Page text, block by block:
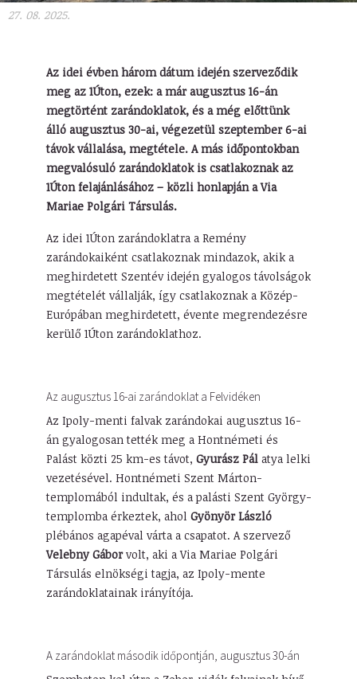
27. 08. 2025.
Az idei évben három dátum idején szerveződik
meg az 1Úton, ezek: a már augusztus 16-án
megtörtént zarándoklatok, és a még előttünk
álló augusztus 30-ai, végezetül szeptember 6-ai
távok vállalása, megtétele. A más időpontokban
megvalósuló zarándoklatok is csatlakoznak az
1Úton felajánlásához – közli honlapján a Via
Mariae Polgári Társulás.
Az idei 1Úton zarándoklatra a Remény
zarándokaiként csatlakoznak mindazok, akik a
meghirdetett Szentév idején gyalogos távolságok
megtételét vállalják, így csatlakoznak a Közép-
Európában meghirdetett, évente megrendezésre
kerülő 1Úton zarándoklathoz.
Az augusztus 16-ai zarándoklat a Felvidéken
Az Ipoly-menti falvak zarándokai augusztus 16-
án gyalogosan tették meg a Hontnémeti és
Palást közti 25 km-es távot, Gyurász Pálatya lelki
vezetésével. Hontnémeti Szent Márton-
templomából indultak, és a palásti Szent György-
templomba érkeztek, ahol Gyönyör László
plébános agapéval várta a csapatot. A szervező
Velebny Gáborvolt, aki a Via Mariae Polgári
Társulás elnökségi tagja, az Ipoly-mente
zarándoklatainak irányítója.
A zarándoklat második időpontján, augusztus 30-án